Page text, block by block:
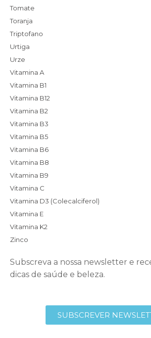
Tomate
Toranja
Triptofano
Urtiga
Urze
Vitamina A
Vitamina B1
Vitamina B12
Vitamina B2
Vitamina B3
Vitamina B5
Vitamina B6
Vitamina B8
Vitamina B9
Vitamina C
Vitamina D3 (Colecalciferol)
Vitamina E
Vitamina K2
Zinco
Subscreva a nossa newsletter e
dicas de saúde e beleza.
SUBSCREVER